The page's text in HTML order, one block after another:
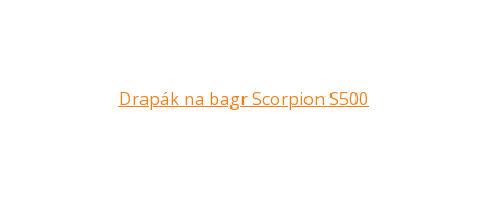
Drapák na bagr Scorpion S500